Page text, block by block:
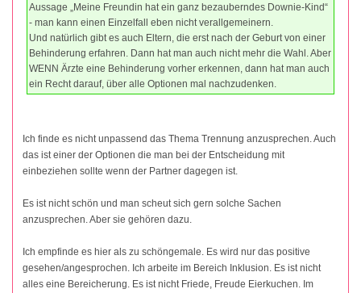
Aussage „Meine Freundin hat ein ganz bezauberndes Downie-Kind“
- man kann einen Einzelfall eben nicht verallgemeinern.
Und natürlich gibt es auch Eltern, die erst nach der Geburt von einer
Behinderung erfahren. Dann hat man auch nicht mehr die Wahl. Aber
WENN Ärzte eine Behinderung vorher erkennen, dann hat man auch
ein Recht darauf, über alle Optionen mal nachzudenken.
Ich finde es nicht unpassend das Thema Trennung anzusprechen. Auch
das ist einer der Optionen die man bei der Entscheidung mit
einbeziehen sollte wenn der Partner dagegen ist.
Es ist nicht schön und man scheut sich gern solche Sachen
anzusprechen. Aber sie gehören dazu.
Ich empfinde es hier als zu schöngemale. Es wird nur das positive
gesehen/angesprochen. Ich arbeite im Bereich Inklusion. Es ist nicht
alles eine Bereicherung. Es ist nicht Friede, Freude Eierkuchen. Im